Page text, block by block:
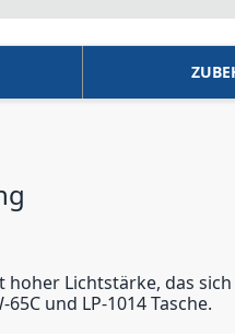
Lichtstärke, das
und LP-1014 Tasche.